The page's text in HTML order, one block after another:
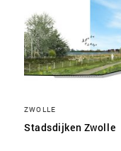
ZWOLLE
Stadsdijken Zwolle